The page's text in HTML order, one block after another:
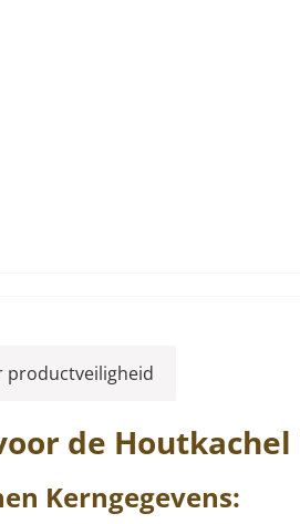
productveiligheid
de Houtkachel
Kerngegevens: